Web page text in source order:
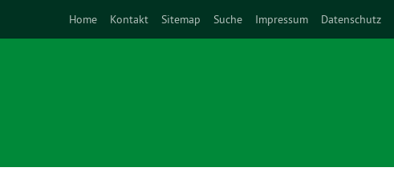
Home Kontakt Sitemap Suche Impressum Datenschutz